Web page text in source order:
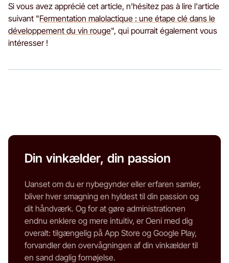
Si vous avez apprécié cet article, n'hésitez pas à lire l'article
suivant "Fermentation malolactique : une étape clé dans le
développement du vin rouge", qui pourrait également vous
intéresser !
Din vinkælder, din passion
Uanset om du er nybegynder eller erfaren samler,
bliver hver smagning en hyldest til din passion og
dit håndværk. Og for at gøre administrationen
endnu enklere og mere intuitiv, er Oeni med dig
overalt: tilgængelig på App Store og Google Play,
forvandler den overvågningen af din vinkælder til
en sand daglig fornøjelse.